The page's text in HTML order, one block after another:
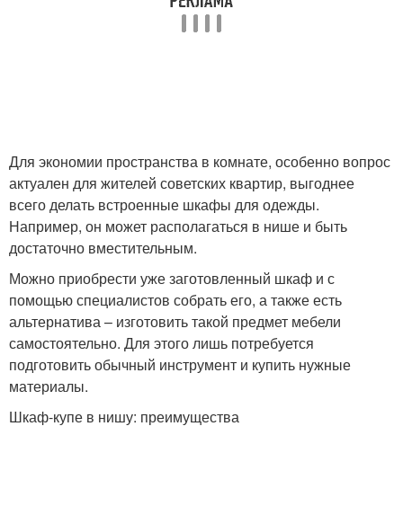
Для экономии пространства в комнате, особенно вопрос
актуален для жителей советских квартир, выгоднее
всего делать встроенные шкафы для одежды.
Например, он может располагаться в нише и быть
достаточно вместительным.
Можно приобрести уже заготовленный шкаф и с
помощью специалистов собрать его, а также есть
альтернатива – изготовить такой предмет мебели
самостоятельно. Для этого лишь потребуется
подготовить обычный инструмент и купить нужные
материалы.
Шкаф-купе в нишу: преимущества